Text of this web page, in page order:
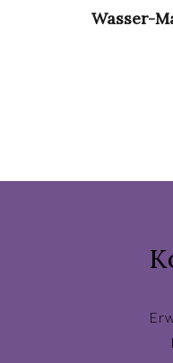
Wasser-